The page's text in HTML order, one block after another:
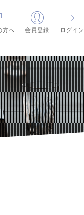
方へ
会員登録 ログイン